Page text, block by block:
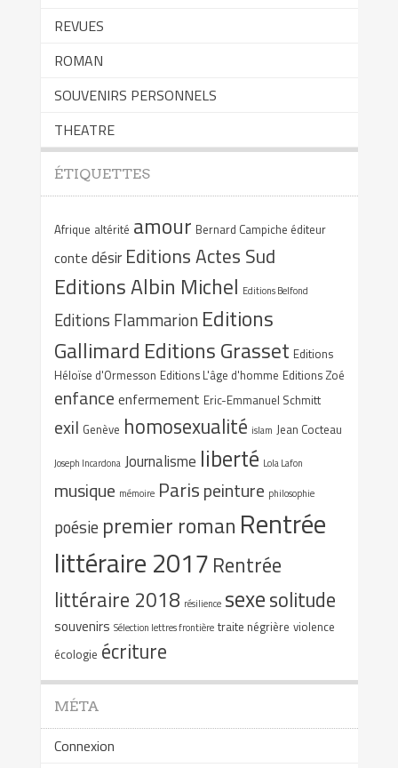
REVUES
ROMAN
SOUVENIRS PERSONNELS
THEATRE
ÉTIQUETTES
Afrique altérité amour Bernard Campiche éditeur
conte désir Editions Actes Sud
Editions Albin Michel Editions Belfond
Editions Flammarion Editions
Gallimard Editions Grasset Editions
Héloïse d'Ormesson Editions L'âge d'homme Editions Zoé
enfance enfermement Eric-Emmanuel Schmitt
exil Genève homosexualité islam Jean Cocteau
Joseph Incardona Journalisme liberté Lola Lafon
musique mémoire Parispeinture philosophie
poésie premier roman Rentrée
littéraire 2017 Rentrée
littéraire 2018 résilience sexesolitude
souvenirs Sélection lettres frontière traite négrière violence
écologie écriture
MÉTA
Connexion